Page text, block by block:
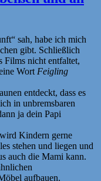
sah, habe ich mich
gibt. Schließlich
Films nicht entfaltet,
Wort Feigling
entdeckt, dass es
in unbremsbaren
ja dein Papi
Kindern gerne
stehen und liegen und
auch die Mami kann.
aufbauen.